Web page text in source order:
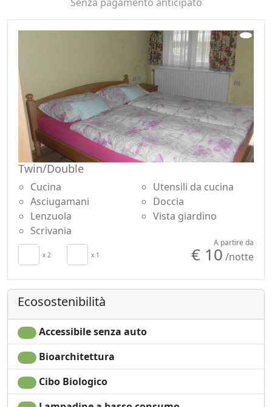
Twin/Double
Cucina
Asciugamani
Lenzuola
Scrivania
Utensili da cucina
Doccia
Vista giardino
x 2 x 1
A partire da
€ 10 /notte
Ecosostenibilità
Accessibile senza auto
Bioarchitettura
Cibo Biologico